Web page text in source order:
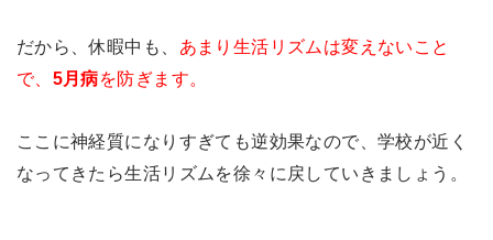
だから、休暇中も、 あまり生活リズムは変えないこと
で、 5月病を防ぎます。
ここに神経質になりすぎても逆効果なので、学校が近く
なってきたら生活リズムを徐々に戻していきましょう。